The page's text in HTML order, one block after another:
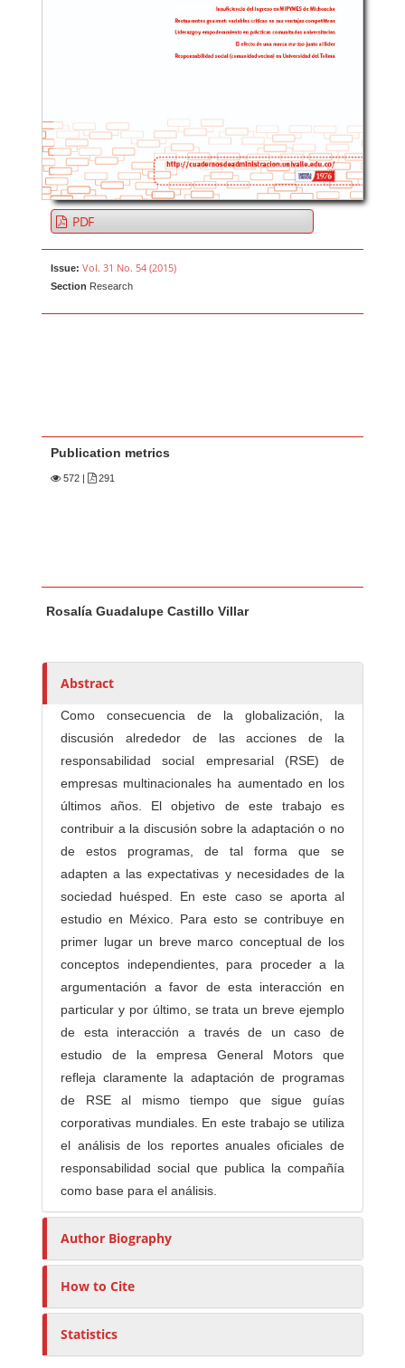
PDF
Issue: Vol. 31 No. 54 (2015)
Section Research
Publication metrics
572 | 291
u
h
r
Rosalía Guadalupe Castillo Villar
Abstract
Como consecuencia de la globalización, la
discusión alrededor de las acciones de la
responsabilidad social empresarial (RSE) de
empresas multinacionales ha aumentado en los
últimos años. El objetivo de este trabajo es
contribuir a la discusión sobre la adaptación o no
de estos programas, de tal forma que se
adapten a las expectativas y necesidades de la
sociedad huésped. En este caso se aporta al
estudio en México. Para esto se contribuye en
primer lugar un breve marco conceptual de los
conceptos independientes, para proceder a la
argumentación a favor de esta interacción en
particular y por último, se trata un breve ejemplo
de esta interacción a través de un caso de
estudio de la empresa General Motors que
refleja claramente la adaptación de programas
de RSE al mismo tiempo que sigue guías
corporativas mundiales. En este trabajo se utiliza
el análisis de los reportes anuales oficiales de
responsabilidad social que publica la compañía
como base para el análisis.
Author Biography
How to Cite
Statistics